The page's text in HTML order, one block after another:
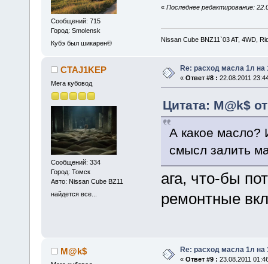
Сообщений: 715
Город: Smolensk
Кубэ был шикарен©
« Последнее редактирование:
Nissan Cube BNZ11`03 AT, 4WD,
CTAJ1KEP
Мега кубовод
Сообщений: 334
Город: Томск
Авто: Nissan Cube BZ11
найдется все...
Re: расход масла 1л на
« Ответ #8 : 22.08.2011
Цитата: M@k$
А какое масло?
смысл залить
ага, что-бы
ремонтные
M@k$ Re: расход масла 1л на
« Ответ #9 : 23.08.2011